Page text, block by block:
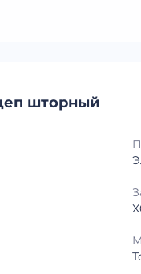
шторный